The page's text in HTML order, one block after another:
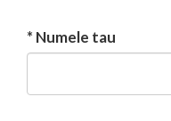
* Numele tau